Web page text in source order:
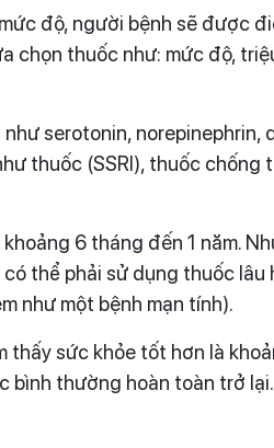
độ, người bệnh sẽ được
chọn thuốc như: mức độ,
serotonin, norepinephrin,
thuốc (SSRI), thuốc chống
6 tháng đến 1 năm.
thể phải sử dụng thuốc lâu
như một bệnh mạn tính).
sức khỏe tốt hơn là
bình thường hoàn toàn trở lại.